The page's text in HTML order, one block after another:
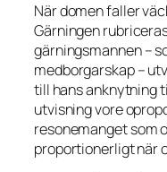
När domen faller
Gärningen
gärningsmannen –
medborgarskap –
till hans anknytning
utvisning vore
resonemanget som
proportionerligt när